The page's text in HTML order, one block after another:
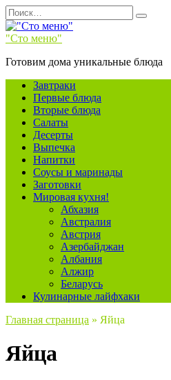
Перейти
к
содержанию
Search
for:
"Сто меню"
Готовим дома уникальные блюда
Завтраки
Первые блюда
Вторые блюда
Салаты
Десерты
Выпечка
Напитки
Соусы и маринады
Заготовки
Мировая кухня!
Абхазия
Австралия
Австрия
Азербайджан
Албания
Алжир
Беларусь
Кулинарные лайфхаки
Главная страница » Яйца
Яйца